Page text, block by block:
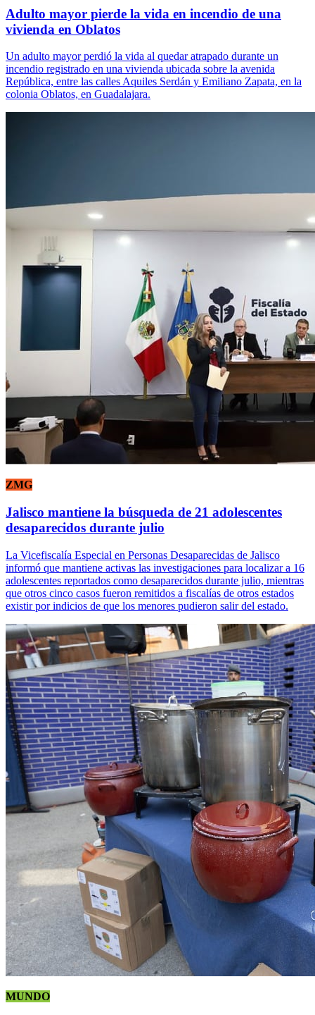
Adulto mayor pierde la vida en incendio de una
vivienda en Oblatos
Un adulto mayor perdió la vida al quedar atrapado durante un
incendio registrado en una vivienda ubicada sobre la avenida
República, entre las calles Aquiles Serdán y Emiliano Zapata, en la
colonia Oblatos, en Guadalajara.
ZMG
Jalisco mantiene la búsqueda de 21 adolescentes
desaparecidos durante julio
La Vicefiscalía Especial en Personas Desaparecidas de Jalisco
informó que mantiene activas las investigaciones para localizar a 16
adolescentes reportados como desaparecidos durante julio, mientras
que otros cinco casos fueron remitidos a fiscalías de otros estados
existir por indicios de que los menores pudieron salir del estado.
MUNDO